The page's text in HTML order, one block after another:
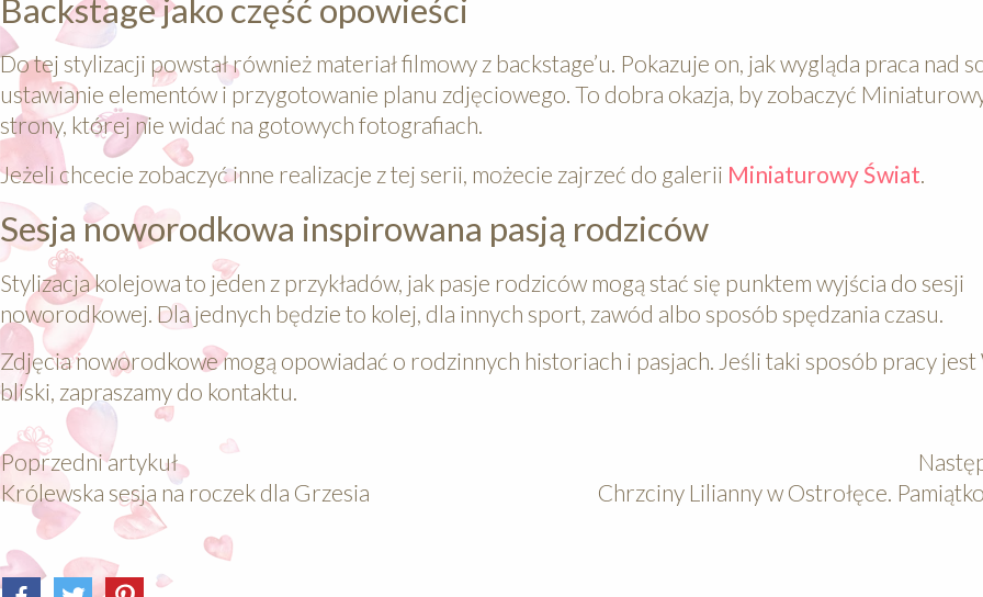
Backstage jako część opowieści
Do tej stylizacji powstał również materiał filmowy z backstage’u. Pokazuje on, jak wygląda praca nad
ustawianie elementów i przygotowanie planu zdjęciowego. To dobra okazja, by zobaczyć
strony, której nie widać na gotowych fotografiach.
Jeżeli chcecie zobaczyć inne realizacje z tej serii, możecie zajrzeć do galerii Miniaturowy Świat.
Sesja noworodkowa inspirowana pasją rodziców
Stylizacja kolejowa to jeden z przykładów, jak pasje rodziców mogą stać się punktem wyjścia do sesji
noworodkowej. Dla jednych będzie to kolej, dla innych sport, zawód albo sposób spędzania czasu.
Zdjęcia noworodkowe mogą opowiadać o rodzinnych historiach i pasjach. Jeśli taki sposób pracy jest
bliski, zapraszamy do kontaktu.
Poprzedni artykuł
Królewska sesja na roczek dla Grzesia
Chrzciny Lilianny w Ostrołęce.